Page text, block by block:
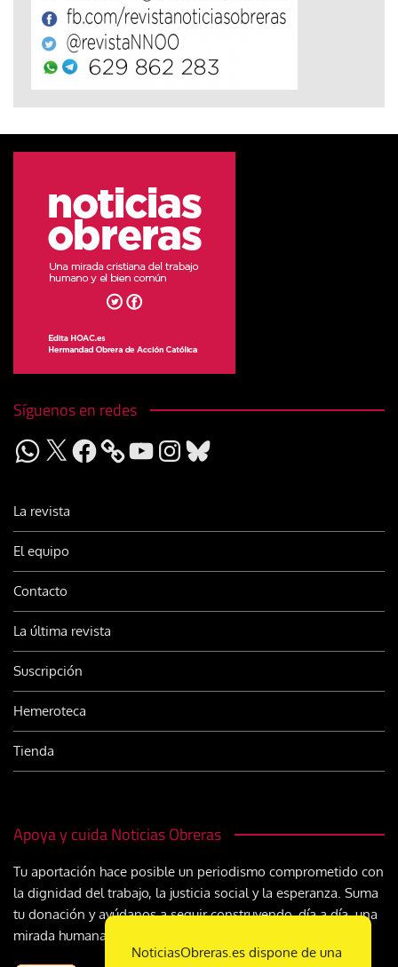
Síguenos en redes
WhatsApp
X Facebook YouTubeInstagram
Bluesky
La revista
El equipo
Contacto
La última revista
Suscripción
Hemeroteca
Tienda
Apoya y cuida Noticias Obreras
Tu aportación hace posible un periodismo comprometido con
la dignidad del trabajo, la justicia social y la esperanza. Suma
tu donación y ayúdanos a seguir construyendo, día a día, una
mirada humana y cristiana sobre el mundo del trabajo
NoticiasObreras.es dispone de una